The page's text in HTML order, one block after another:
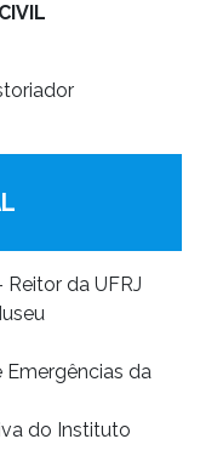
Reitor da UFRJ
Emergências da
do Instituto